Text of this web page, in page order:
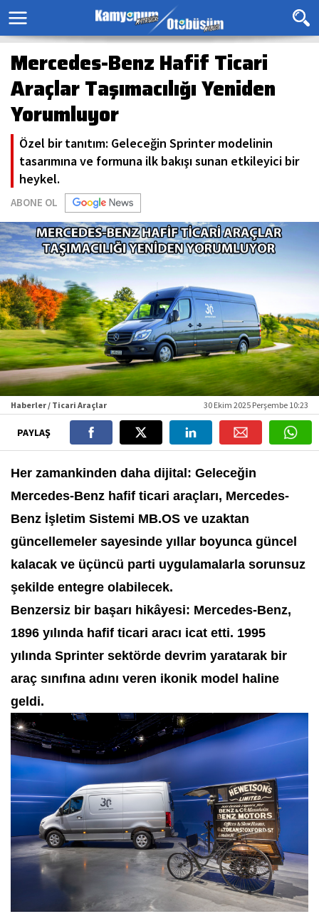
Mercedes-Benz Hafif Ticari
Araçlar Taşımacılığı Yeniden
Yorumluyor
Özel bir tanıtım: Geleceğin Sprinter modelinin
tasarımına ve formuna ilk bakışı sunan etkileyici bir
heykel.
ABONE OL
Haberler / Ticari Araçlar 30 Ekim 2025 Perşembe 10:23
PAYLAŞ
Her zamankinden daha dijital: Geleceğin
Mercedes-Benz hafif ticari araçları, Mercedes-
Benz İşletim Sistemi MB.OS ve uzaktan
güncellemeler sayesinde yıllar boyunca güncel
kalacak ve üçüncü parti uygulamalarla sorunsuz
şekilde entegre olabilecek.
Benzersiz bir başarı hikâyesi: Mercedes-Benz,
1896 yılında hafif ticari aracı icat etti. 1995
yılında Sprinter sektörde devrim yaratarak bir
araç sınıfına adını veren ikonik model haline
geldi.